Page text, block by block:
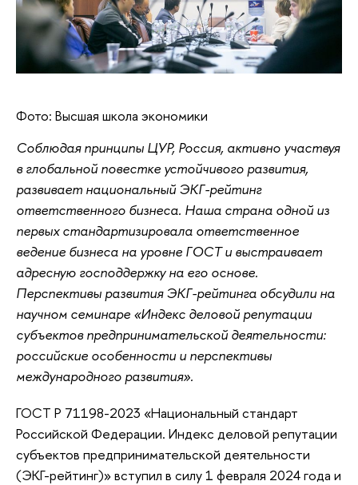
Фото: Высшая школа экономики
Соблюдая принципы ЦУР, Россия, активно участвуя
в глобальной повестке устойчивого развития,
развивает национальный ЭКГ-рейтинг
ответственного бизнеса. Наша страна одной из
первых стандартизировала ответственное
ведение бизнеса на уровне ГОСТ и выстраивает
адресную господдержку на его основе.
Перспективы развития ЭКГ-рейтинга обсудили на
научном семинаре «Индекс деловой репутации
субъектов предпринимательской деятельности:
российские особенности и перспективы
международного развития».
ГОСТ Р 71198-2023 «Национальный стандарт
Российской Федерации. Индекс деловой репутации
субъектов предпринимательской деятельности
(ЭКГ-рейтинг)» вступил в силу 1 февраля 2024 года и